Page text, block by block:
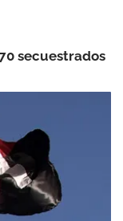
secuestrados